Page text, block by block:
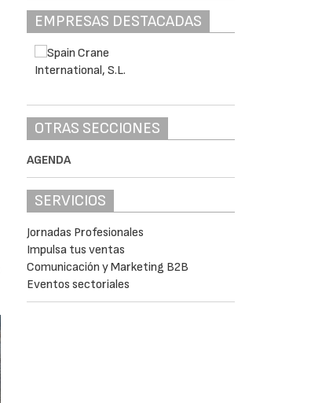
EMPRESAS DESTACADAS
OTRAS SECCIONES
AGENDA
SERVICIOS
Jornadas Profesionales
Impulsa tus ventas
Comunicación y Marketing B2B
Eventos sectoriales